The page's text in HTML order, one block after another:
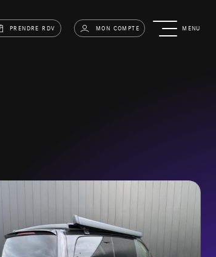
PRENDRE RDV MON COMPTE MENU